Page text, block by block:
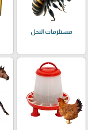
مستلزمات النحل